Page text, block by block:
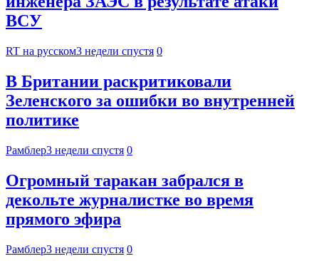
ВСУ
RT на русском3 недели спустя 0
В Британии раскритиковали
Зеленского за ошибки во внутренней
политике
Рамблер3 недели спустя 0
Огромный таракан забрался в
декольте журналистке во время
прямого эфира
Рамблер3 недели спустя 0